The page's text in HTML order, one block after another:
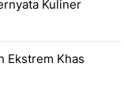
Kuliner
Ekstrem Khas